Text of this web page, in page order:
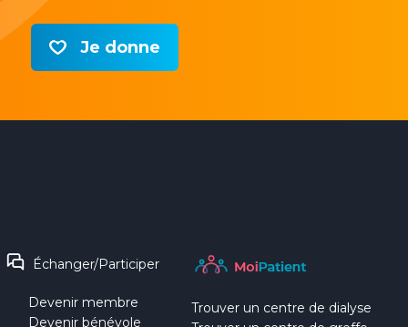
Je donne
Échanger/Participer
Devenir membre
Devenir bénévole
Trouver un centre de dialyse